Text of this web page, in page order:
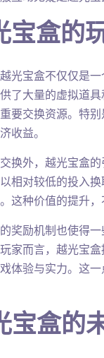
宝盒的
光宝盒不仅仅是
了大量的虚拟道
要交换资源。特
收益。
换外，越光宝盒
相对较低的投入
这种价值的提升
奖励机制也使得
家而言，越光宝
体验与实力。这
宝盒的